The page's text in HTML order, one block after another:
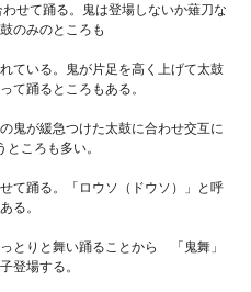
せて踊る。鬼は登場しないか薙刀な
のみのところも
ている。鬼が片足を高く上げて太鼓
て踊るところもある。
鬼が緩急つけた太鼓に合わせ交互に
ころも多い。
て踊る。「ロウソ（ドウソ）」と呼
る。
とりと舞い踊ることから 「鬼舞」
登場する。